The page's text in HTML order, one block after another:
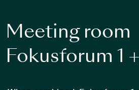
Meeting room
Fokusforum 1